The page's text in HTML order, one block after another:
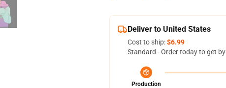
Deliver to United States
Cost to ship:$6.99
Standard - Order today to get by
Production